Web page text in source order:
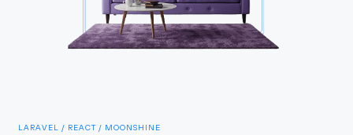
LARAVEL / REACT / MOONSHINE